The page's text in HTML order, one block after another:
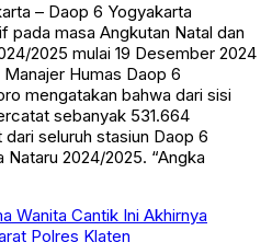
– Daop 6 Yogyakarta
pada masa Angkutan Natal dan
2025 mulai 19 Desember 2024
Humas Daop 6
mengatakan bahwa dari sisi
sebanyak 531.664
seluruh stasiun Daop 6
Nataru 2024/2025. “Angka